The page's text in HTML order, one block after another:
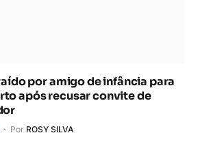
por amigo de infância para
após recusar convite de
Por ROSY SILVA